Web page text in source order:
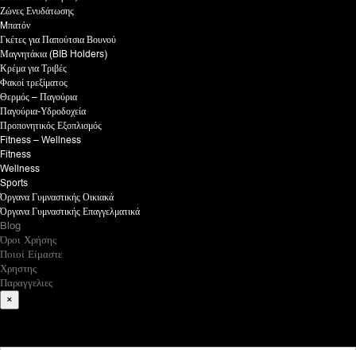
Ζώνες Ενυδάτωσης
Mπατόν
Γκέτες για Παπούτσια Βουνού
Μαγνητάκια (BIB Holders)
Κρέμα για Τριβές
Φακοί τρεξίματος
Θερμός – Παγούρια
Παγούρια-Υδροδοχεία
Προπονητικός Εξοπλισμός
Fitness – Wellness
Fitness
Wellness
Sports
Όργανα Γυμναστικής Οικιακά
Όργανα Γυμναστικής Επαγγελματικά
Blog
Όροι Χρήσης
Ποιοί Είμαστε
Χρηστης
Παραγγελιες
×